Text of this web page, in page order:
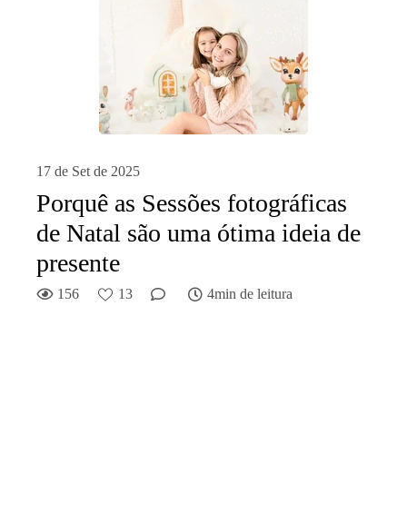
17 de Set de 2025
Porquê as Sessões fotográficas
de Natal são uma ótima ideia de
presente
156 13 4min de leitura